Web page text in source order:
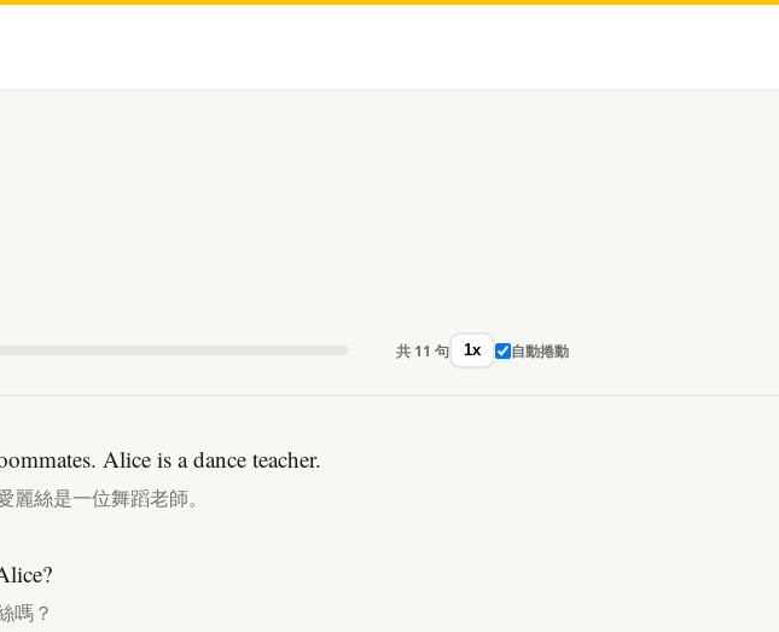
共 11 句 1x 自動捲動
Alice is a dance teacher.
絲是一位舞蹈老師。
嗎？